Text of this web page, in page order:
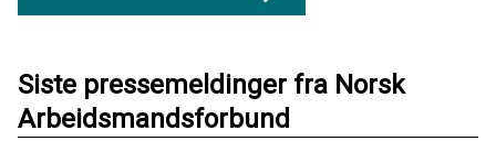
Siste pressemeldinger fra Norsk
Arbeidsmandsforbund